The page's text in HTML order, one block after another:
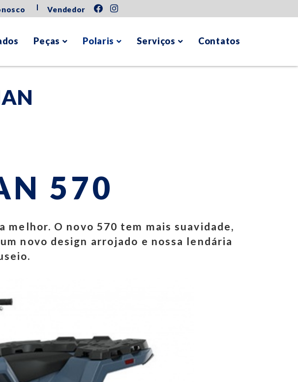
Vendedor
Peças Polaris Serviços Contatos
570
O novo 570 tem mais suavidade,
novo design arrojado e nossa lendária